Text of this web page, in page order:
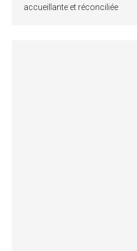
accueillante et réconciliée